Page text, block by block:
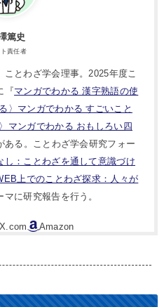
篤史
責任者
とわざ学会理事。2025年度こ
『マンガでわかる 漢字熟語の使
〉マンガでわかる すごいこと
マンガでわかる おもしろい四
ある。ことわざ学会研究フォー
し：ことわざを通して意識づけ
上でのことわざ探求：人々が
マに研究報告を行う。